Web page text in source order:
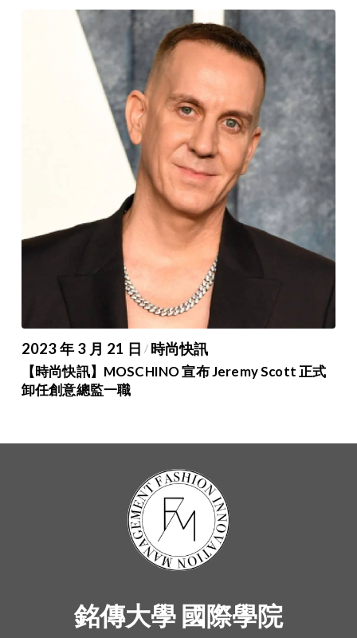
2023 年 3 月 21 日 / 時尚快訊
【時尚快訊】MOSCHINO 宣布 Jeremy Scott 正式
卸任創意總監一職
銘傳大學 國際學院